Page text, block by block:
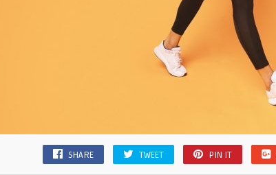
SHARE TWEET PIN IT